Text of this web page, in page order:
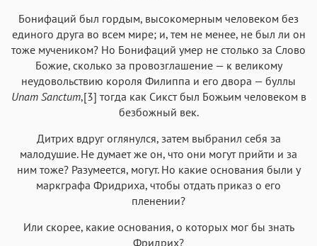
Бонифаций был гордым, высокомерным человеком без
единого друга во всем мире; и, тем не менее, не был ли он
тоже мучеником? Но Бонифаций умер не столько за Слово
Божие, сколько за провозглашение — к великому
неудовольствию короля Филиппа и его двора — буллы
Unam Sanctum,[3] тогда как Сикст был Божьим человеком в
безбожный век.
Дитрих вдруг оглянулся, затем выбранил себя за
малодушие. Не думает же он, что они могут прийти и за
ним тоже? Разумеется, могут. Но какие основания были у
маркграфа Фридриха, чтобы отдать приказ о его
пленении?
Или скорее, какие основания, о которых мог бы знать
Фридрих?